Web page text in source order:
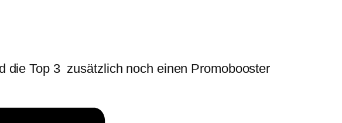
die Top 3 zusätzlich noch einen Promobooster